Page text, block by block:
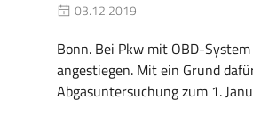
03.12.2019
Bonn. Bei Pkw mit OBD-
angestiegen. Mit ein Grund
Abgasuntersuchung zum 1.